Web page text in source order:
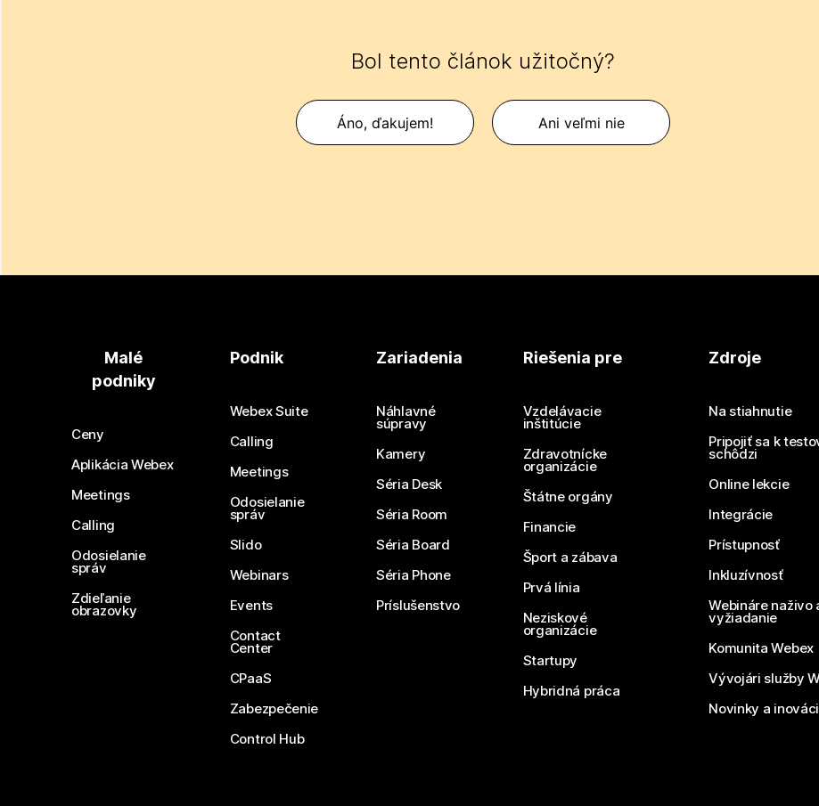
Bol tento článok užitočný?
Áno, ďakujem! Ani veľmi nie
Malé
podniky
Ceny
Aplikácia Webex
Meetings
Calling
Odosielanie
správ
Zdieľanie
obrazovky
Podnik
Webex Suite
Calling
Meetings
Odosielanie
správ
Slido
Webinars
Events
Contact
Center
CPaaS
Zabezpečenie
Control Hub
Zariadenia
Náhlavné
súpravy
Kamery
Séria Desk
Séria Room
Séria Board
Séria Phone
Príslušenstvo
Riešenia pre
Vzdelávacie
inštitúcie
Zdravotnícke
organizácie
Štátne orgány
Financie
Šport a zábava
Prvá línia
Neziskové
organizácie
Startupy
Hybridná práca
Zdroje
Na stiahnutie
Pripojiť sa k
schôdzi
Online lekcie
Integrácie
Prístupnosť
Inkluzívnosť
Webináre naživo
vyžiadanie
Komunita Webex
Vývojári služby
Novinky a